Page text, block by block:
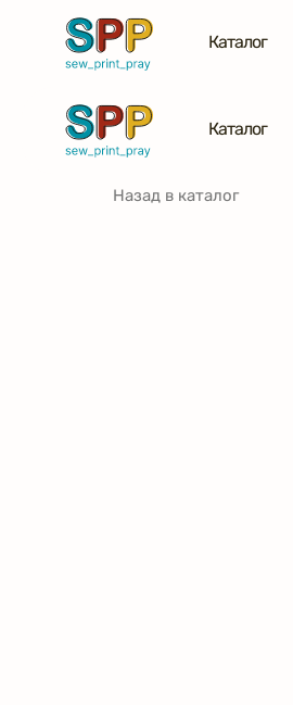
Каталог
Каталог
Назад в каталог